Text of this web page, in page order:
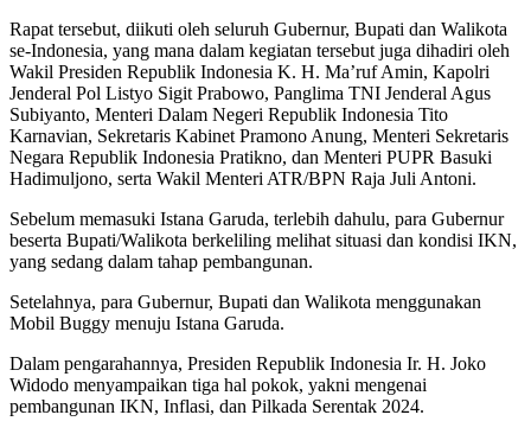
Rapat tersebut, diikuti oleh seluruh Gubernur, Bupati dan Walikota
se-Indonesia, yang mana dalam kegiatan tersebut juga dihadiri oleh
Wakil Presiden Republik Indonesia K. H. Ma’ruf Amin, Kapolri
Jenderal Pol Listyo Sigit Prabowo, Panglima TNI Jenderal Agus
Subiyanto, Menteri Dalam Negeri Republik Indonesia Tito
Karnavian, Sekretaris Kabinet Pramono Anung, Menteri Sekretaris
Negara Republik Indonesia Pratikno, dan Menteri PUPR Basuki
Hadimuljono, serta Wakil Menteri ATR/BPN Raja Juli Antoni.
Sebelum memasuki Istana Garuda, terlebih dahulu, para Gubernur
beserta Bupati/Walikota berkeliling melihat situasi dan kondisi IKN,
yang sedang dalam tahap pembangunan.
Setelahnya, para Gubernur, Bupati dan Walikota menggunakan
Mobil Buggy menuju Istana Garuda.
Dalam pengarahannya, Presiden Republik Indonesia Ir. H. Joko
Widodo menyampaikan tiga hal pokok, yakni mengenai
pembangunan IKN, Inflasi, dan Pilkada Serentak 2024.